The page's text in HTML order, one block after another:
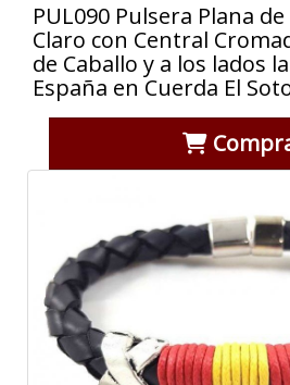
PUL090 Pulsera Plana
Claro con Central
de Caballo y a los lados
España en Cuerda El